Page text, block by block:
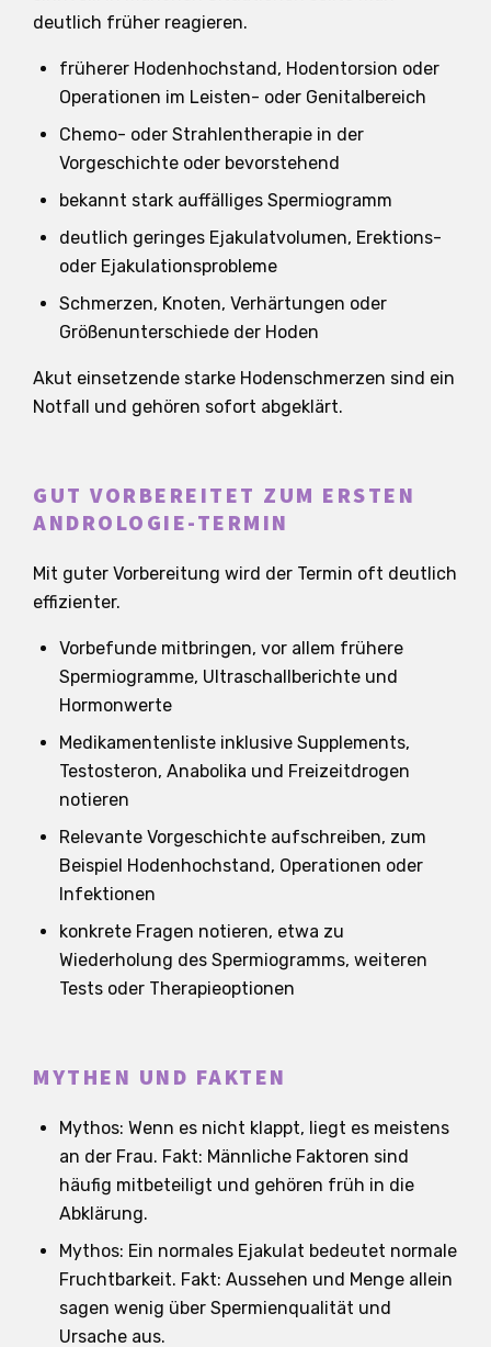
deutlich früher reagieren.
früherer Hodenhochstand, Hodentorsion oder
Operationen im Leisten- oder Genitalbereich
Chemo- oder Strahlentherapie in der
Vorgeschichte oder bevorstehend
bekannt stark auffälliges Spermiogramm
deutlich geringes Ejakulatvolumen, Erektions-
oder Ejakulationsprobleme
Schmerzen, Knoten, Verhärtungen oder
Größenunterschiede der Hoden
Akut einsetzende starke Hodenschmerzen sind ein
Notfall und gehören sofort abgeklärt.
GUT VORBEREITET ZUM ERSTEN
ANDROLOGIE-TERMIN
Mit guter Vorbereitung wird der Termin oft deutlich
effizienter.
Vorbefunde mitbringen, vor allem frühere
Spermiogramme, Ultraschallberichte und
Hormonwerte
Medikamentenliste inklusive Supplements,
Testosteron, Anabolika und Freizeitdrogen
notieren
Relevante Vorgeschichte aufschreiben, zum
Beispiel Hodenhochstand, Operationen oder
Infektionen
konkrete Fragen notieren, etwa zu
Wiederholung des Spermiogramms, weiteren
Tests oder Therapieoptionen
MYTHEN UND FAKTEN
Mythos: Wenn es nicht klappt, liegt es meistens
an der Frau. Fakt: Männliche Faktoren sind
häufig mitbeteiligt und gehören früh in die
Abklärung.
Mythos: Ein normales Ejakulat bedeutet normale
Fruchtbarkeit. Fakt: Aussehen und Menge allein
sagen wenig über Spermienqualität und
Ursache aus.